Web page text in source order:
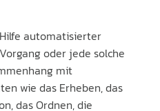
automatisierter
oder jede solche
mit
wie das Erheben, das
das Ordnen, die